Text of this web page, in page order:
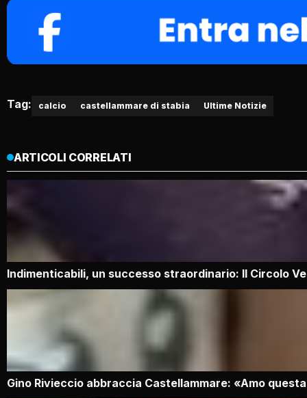
Tag: calcio castellammare di stabia Ultime Notizie
ARTICOLI CORRELATI
Indimenticabili, un successo straordinario: Il Circolo
Gino Rivieccio abbraccia Castellammare: «Amo